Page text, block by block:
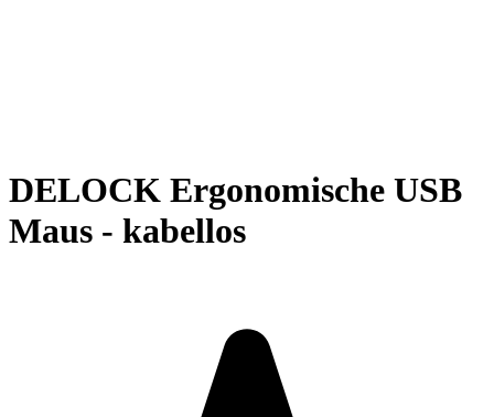
DELOCK Ergonomische USB
Maus - kabellos